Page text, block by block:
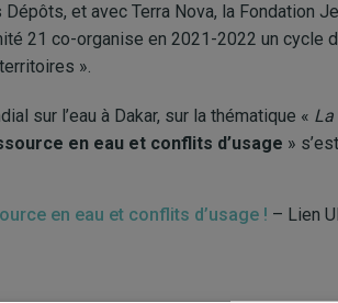
et avec Terra Nova, la Fondation
21 co-organise en 2021-2022 un cycle
».
sur l’eau à Dakar, sur la thématique « La
en eau et conflits d’usage »
en eau et conflits d’usage ! – Lien